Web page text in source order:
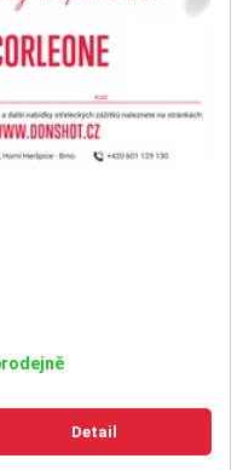
Detail